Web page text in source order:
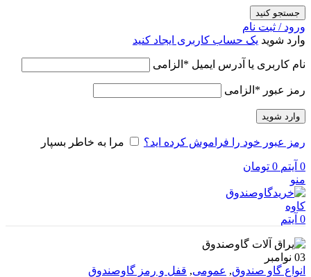
جستجو کنید
ورود / ثبت نام
وارد شوید یک حساب کاربری ایجاد کنید
نام کاربری یا آدرس ایمیل * الزامی
رمز عبور * الزامی
وارد شوید
رمز عبور خود را فراموش کرده اید؟ مرا به خاطر بسپار
0 آیتم 0 تومان
منو
0 آیتم
03 نوامبر
انواع گاو صندوق, عمومی, قفل و رمز گاوصندوق